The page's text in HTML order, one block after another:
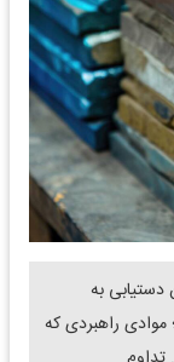
به
موادی راهبردی که